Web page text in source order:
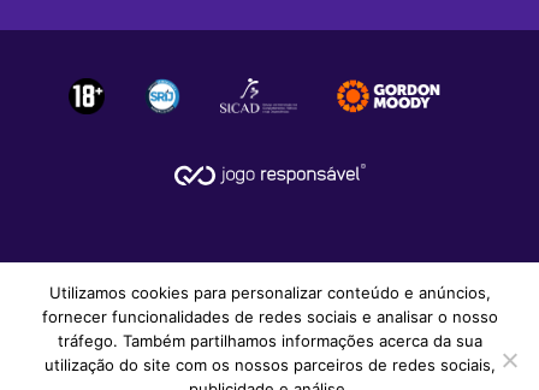
© 2008-2026Apostas Desportivas.
Utilizamos cookies para personalizar conteúdo e anúncios,
fornecer funcionalidades de redes sociais e analisar o nosso
tráfego. Também partilhamos informações acerca da sua
utilização do site com os nossos parceiros de redes sociais,